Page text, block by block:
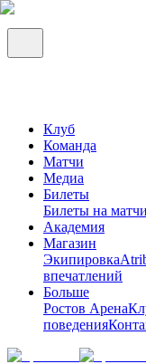
Клуб
Команда
Матчи
Медиа
Билеты
Билеты на матчи
Академия
Магазин
Экипировка
впечатлений
Больше
Ростов Арена
поведения